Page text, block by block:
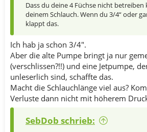
Dass du deine 4 Füchse nicht
deinem Schlauch. Wenn du 3/4“ oder
klappt das.
Ich hab ja schon 3/4".
Aber die alte Pumpe bringt ja nur
(verschlissen?!!) und eine Jetpumpe,
unleserlich sind, schaffte das.
Macht die Schlauchlänge viel aus?
Verluste dann nicht mit höherem
SebDob schrieb: